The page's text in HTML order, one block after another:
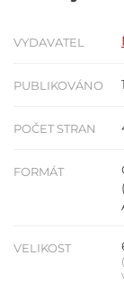
VYDAVATEL
PUBLIKOVÁNO
POČET STRAN
FORMÁT
VELIKOST